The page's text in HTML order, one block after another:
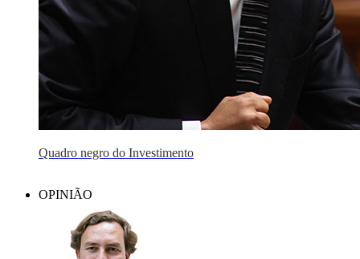
Quadro negro do Investimento
OPINIÃO